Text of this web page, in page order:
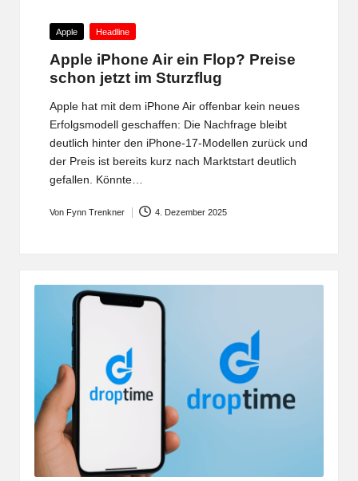
Posted
Apple Headline
Apple iPhone Air ein Flop? Preise
schon jetzt im Sturzflug
Apple hat mit dem iPhone Air offenbar kein neues
Erfolgsmodell geschaffen: Die Nachfrage bleibt
deutlich hinter den iPhone‑17‑Modellen zurück und
der Preis ist bereits kurz nach Marktstart deutlich
gefallen. Könnte…
Posted
Von Fynn Trenkner 4. Dezember 2025